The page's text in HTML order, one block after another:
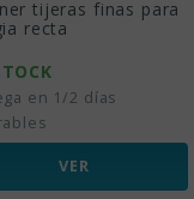
tijeras finas para
recta
en 1/2 días
VER